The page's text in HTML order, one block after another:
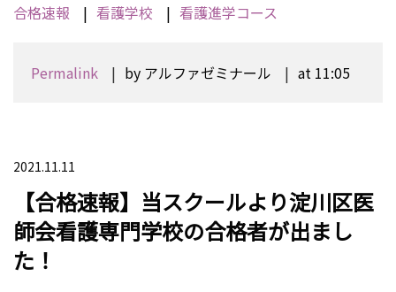
合格速報 看護学校 看護進学コース
Permalink by アルファゼミナール at 11:05
2021.11.11
【合格速報】当スクールより淀川区医
師会看護専門学校の合格者が出まし
た！